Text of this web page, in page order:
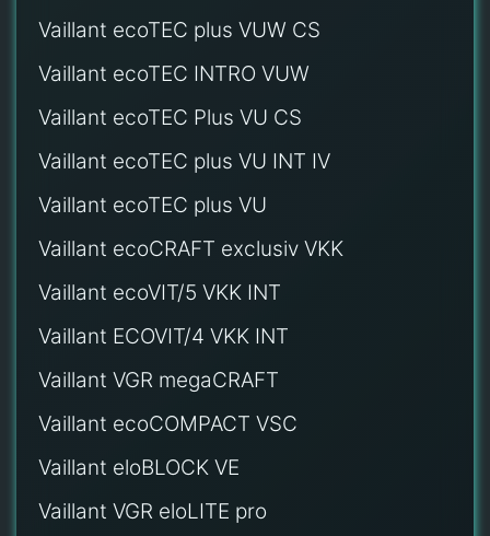
Vaillant ecoTEC plus VUW CS
Vaillant ecoTEC INTRO VUW
Vaillant ecoTEC Plus VU CS
Vaillant ecoTEC plus VU INT IV
Vaillant ecoTEC plus VU
Vaillant ecoCRAFT exclusiv VKK
Vaillant ecoVIT/5 VKK INT
Vaillant ECOVIT/4 VKK INT
Vaillant VGR megaCRAFT
Vaillant ecoCOMPACT VSC
Vaillant eloBLOCK VE
Vaillant VGR eloLITE pro